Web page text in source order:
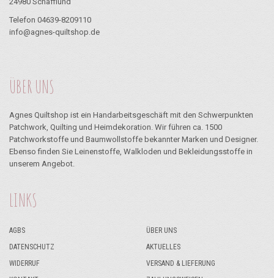
Telefon 04639-8209110
info@agnes-quiltshop.de
ÜBER UNS
Agnes Quiltshop ist ein Handarbeitsgeschäft mit den Schwerpunkten
Patchwork, Quilting und Heimdekoration. Wir führen ca. 1500
Patchworkstoffe und Baumwollstoffe bekannter Marken und Designer.
Ebenso finden Sie Leinenstoffe, Walkloden und Bekleidungsstoffe in
unserem Angebot.
LINKS
AGBS
DATENSCHUTZ
WIDERRUF
ÜBER UNS
AKTUELLES
VERSAND & LIEFERUNG